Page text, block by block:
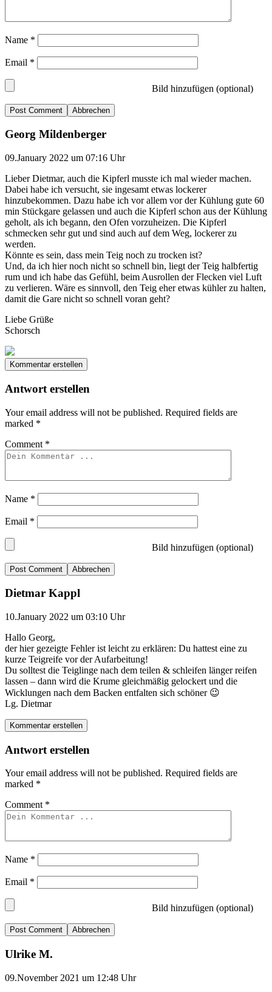
Name *
Email *
Bild hinzufügen (optional)
Abbrechen
Georg Mildenberger
09.January 2022 um 07:16 Uhr
Lieber Dietmar, auch die Kipferl musste ich mal wieder machen.
Dabei habe ich versucht, sie ingesamt etwas lockerer
hinzubekommen. Dazu habe ich vor allem vor der Kühlung gute 60
min Stückgare gelassen und auch die Kipferl schon aus der Kühlung
geholt, als ich begann, den Ofen vorzuheizen. Die Kipferl
schmecken sehr gut und sind auch auf dem Weg, lockerer zu
werden.
Könnte es sein, dass mein Teig noch zu trocken ist?
Und, da ich hier noch nicht so schnell bin, liegt der Teig halbfertig
rum und ich habe das Gefühl, beim Ausrollen der Flecken viel Luft
zu verlieren. Wäre es sinnvoll, den Teig eher etwas kühler zu halten,
damit die Gare nicht so schnell voran geht?
Liebe Grüße
Schorsch
Kommentar erstellen
Antwort erstellen
Your email address will not be published. Required fields are
marked *
Comment *
Name *
Email *
Bild hinzufügen (optional)
Abbrechen
Dietmar Kappl
10.January 2022 um 03:10 Uhr
Hallo Georg,
der hier gezeigte Fehler ist leicht zu erklären: Du hattest eine zu
kurze Teigreife vor der Aufarbeitung!
Du solltest die Teiglinge nach dem teilen & schleifen länger reifen
lassen – dann wird die Krume gleichmäßig gelockert und die
Wicklungen nach dem Backen entfalten sich schöner 😉
Lg. Dietmar
Kommentar erstellen
Antwort erstellen
Your email address will not be published. Required fields are
marked *
Comment *
Name *
Email *
Bild hinzufügen (optional)
Abbrechen
Ulrike M.
09.November 2021 um 12:48 Uhr